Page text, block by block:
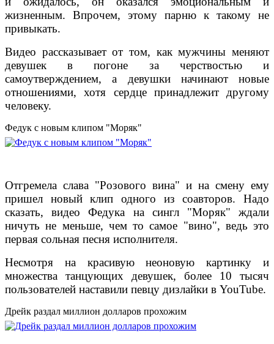
жизненным. Впрочем, этому парню к такому не
привыкать.
Видео рассказывает от том, как мужчины меняют
девушек в погоне за черствостью и
самоутверждением, а девушки начинают новые
отношениями, хотя сердце принадлежит другому
человеку.
Федук с новым клипом "Моряк"
Отгремела слава "Розового вина" и на смену ему
пришел новый клип одного из соавторов. Надо
сказать, видео Федука на сингл "Моряк" ждали
ничуть не меньше, чем то самое "вино", ведь это
первая сольная песня исполнителя.
Несмотря на красивую неоновую картинку и
множества танцующих девушек, более 10 тысяч
пользователей наставили певцу дизлайки в YouTube.
Дрейк раздал миллион долларов прохожим